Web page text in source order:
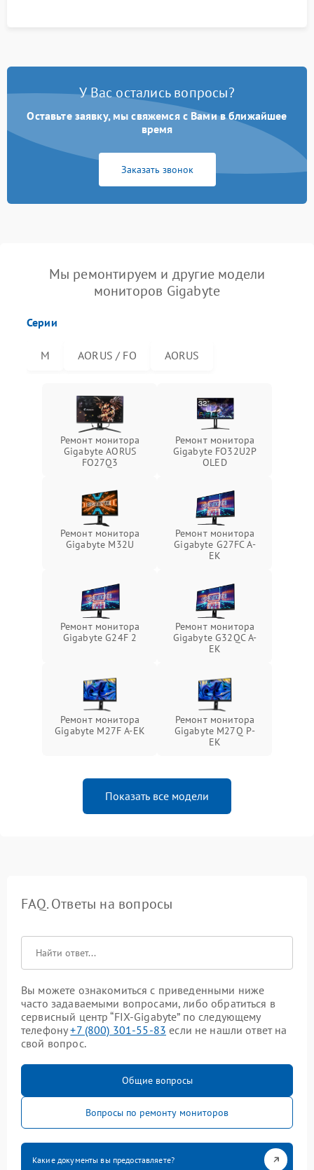
У Вас остались вопросы?
Оставьте заявку, мы свяжемся с Вами в ближайшее
время
Заказать звонок
Мы ремонтируем и другие модели
мониторов Gigabyte
Серии
M AORUS / FO AORUS
Ремонт монитора
Gigabyte AORUS
FO27Q3
Ремонт монитора
Gigabyte FO32U2P
OLED
Ремонт монитора
Gigabyte M32U
Ремонт монитора
Gigabyte G27FC A-
EK
Ремонт монитора
Gigabyte G24F 2
Ремонт монитора
Gigabyte G32QC A-
EK
Ремонт монитора
Gigabyte M27F A-EK
Ремонт монитора
Gigabyte M27Q P-
EK
Показать все модели
FAQ. Ответы на вопросы
Вы можете ознакомиться с приведенными ниже
часто задаваемыми вопросами, либо обратиться в
сервисный центр “FIX-Gigabyte” по следующему
телефону+7 (800) 301-55-83 если не нашли ответ на
свой вопрос.
Общие вопросы
Вопросы по ремонту мониторов
Какие документы вы предоставляете?